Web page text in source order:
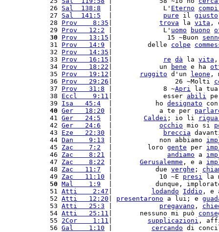
26 Sal  138:8
  |             L'
Eterno
27 Sal  141:5 pure il giusto
28 Prov    8:35 trova la vita ,
29 Prov   12:2 |             L' uomo buono
30
Prov   13:15 |              15 ~Buon
31 Prov   14:9 |         delle colpe
32 Prov   14:35
33 Prov   16:15 re dà la vita
34 Prov   18:22 |            un bene e ha
35 Prov   19:12 ruggito d'un leone ,
36 Prov   29:26 |                26 ~Molti
37 Prov   31:8 |             8 ~Apri la
38 Eccl    9:11 |             esser abili
39 Isa   45:4
  |           ho
designato
40 Ger   18:20 |            a te per
41 Ger   24:5 Caldei ; io li
42 Ger   24:6 occhio mio si
43 Eze   22:30 breccia
44 Dan    9:13 |            non abbiamo
45 Zac    7:2
  |         loro
gente per
46 Zac    8:21 andiamo a
47 Zac    8:22 Gerusalemme , e a
48 Zac   11:7
  |           due
verghe ;
49 Zac   11:10 |            10 ~E presi la
50 Mal    1:9
|           dunque,
51 Atti    2:47 lodando Iddio , e
52 Atti   12:20 presentarono a lui; e
53 Atti   25:3 pregavano ,
54 Atti   25:11 |       nessuno mi può
55 2Cor    1:11 supplicazioni ,
56 Gal    1:10 cercando di